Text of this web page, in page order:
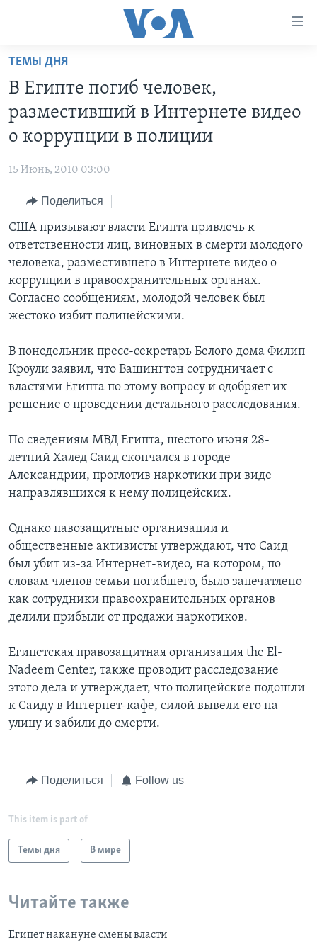
Перейти
основной
контент
Перейти
основной
Перейти
поиск
ИТОГИ
ПОЧЕМУ ЭТО ВАЖНО?
ДИСКУССИЯ VOA
НЬЮ-ЙОРК NEW YORK
АМЕРИКА. БОЛЬШОЕ ПУТЕШЕСТВИЕ
ПРОЕКТЫ
НАША АМЕРИКАНСКАЯ ИСТОРИЯ
А КАК В АМЕРИКЕ?
АРТЕФАКТЫ
АМЕРИКАНСКИЕ ГОРОДКИ
ТЕСТЫ
ИНТЕРВЬЮ
ФАКТЫ ПРОТИВ ФЕЙКОВ
ЗА СВОБОДУ ПРЕССЫ
ВИДЕО
ПОДПИСКА НА НОВОСТИ
СОЦИАЛЬНЫЕ СЕТИ
Языки
ТЕМЫ ДНЯ
В Египте погиб человек,
разместивший в Интернете видео
о коррупции в полиции
15 Июнь, 2010 03:00
Поделиться
США призывают власти Египта привлечь к
ответственности лиц, виновных в смерти молодого
человека, разместившего в Интернете видео о
коррупции в правоохранительных органах.
Согласно сообщениям, молодой человек был
жестоко избит полицейскими.
В понедельник пресс-секретарь Белого дома Филип
Кроули заявил, что Вашингтон сотрудничает с
властями Египта по этому вопросу и одобряет их
решение о проведении детального расследования.
По сведениям МВД Египта, шестого июня 28-
летний Халед Саид скончался в городе
Александрии, проглотив наркотики при виде
направлявшихся к нему полицейских.
Однако павозащитные организации и
общественные активисты утверждают, что Саид
был убит из-за Интернет-видео, на котором, по
словам членов семьи погибшего, было запечатлено
как сотрудники правоохранительных органов
делили прибыли от продажи наркотиков.
Египетская правозащитная организация the El-
Nadeem Center, также проводит расследование
этого дела и утверждает, что полицейские подошли
к Саиду в Интернет-кафе, силой вывели его на
улицу и забили до смерти.
Поделиться Follow us
This item is part of
Темы дня В мире
Читайте также
Египет накануне смены власти